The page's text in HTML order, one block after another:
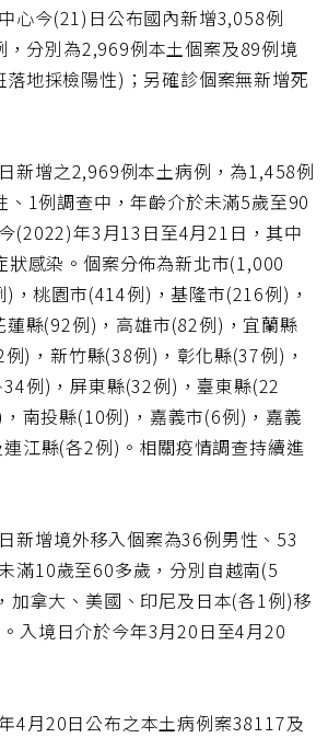
短
網
址
心今(21)日公布國內新增3,058例
，分別為2,969例本土個案及89例境
地採檢陽性)；另確診個案無新增死
新增之2,969例本土病例，為1,458例
、1例調查中，年齡介於未滿5歲至90
(2022)年3月13日至4月21日，其中
狀感染。個案分佈為新北市(1,000
，桃園市(414例)，基隆市(216例)，
縣(92例)，高雄市(82例)，宜蘭縣
)，新竹縣(38例)，彰化縣(37例)，
例)，屏東縣(32例)，臺東縣(22
南投縣(10例)，嘉義市(6例)，嘉義
江縣(各2例)。相關疫情調查持續進
新增境外移入個案為36例男性、53
滿10歲至60多歲，分別自越南(5
加拿大、美國、印尼及日本(各1例)移
入境日介於今年3月20日至4月20
4月20日公布之本土病例案38117及